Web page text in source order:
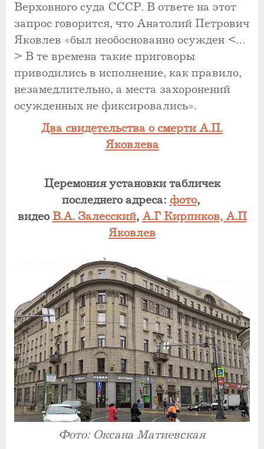
Верховного суда СССР. В ответе на этот
запрос говорится, что Анатолий Петрович
Яковлев «был необоснованно осужден <…
> В те времена такие приговоры
приводились в исполнение, как правило,
незамедлительно, а места захоронений
осужденных не фиксировались».
Два свидетельства о смерти А.П.
Яковлева
Церемония установки табличек
последнего адреса: фото,
видео В.А. Залесский, А.Г Кирпиков, А.П
Яковлев
Фото: Оксана Матиевская